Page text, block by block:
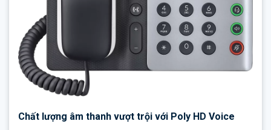
Chất lượng âm thanh vượt trội với Poly HD Voice